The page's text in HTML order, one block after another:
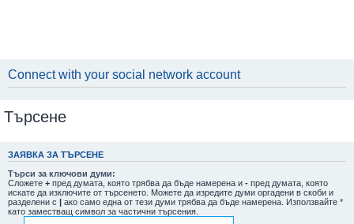
Connect with your social network account
Търсене
ЗАЯВКА ЗА ТЪРСЕНЕ
Търси за ключови думи:
Сложете + пред думата, която трябва да бъде намерена и - пред думата, която
искате да изключите от търсенето. Можете да изредите думи оргадени в скоби и
разделени с | ако само една от тези думи трябва да бъде намерена. Използвайте *
като заместващ символ за частични търсения.